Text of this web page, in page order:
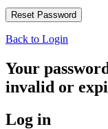
Back to Login
Your
invalid or
Log in